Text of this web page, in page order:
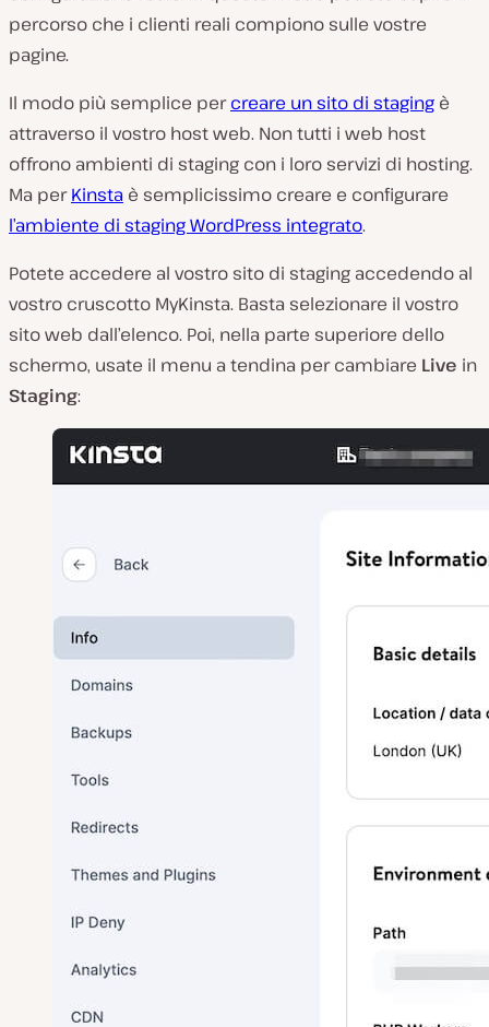
percorso che i clienti reali compiono sulle vostre
pagine.
Il modo più semplice percreare un sito di staging è
attraverso il vostro host web. Non tutti i web host
offrono ambienti di staging con i loro servizi di hosting.
Ma perKinsta è semplicissimo creare e configurare
l’ambiente di staging WordPress integrato.
Potete accedere al vostro sito di staging accedendo al
vostro cruscotto MyKinsta. Basta selezionare il vostro
sito web dall’elenco. Poi, nella parte superiore dello
schermo, usate il menu a tendina per cambiare Live in
Staging: